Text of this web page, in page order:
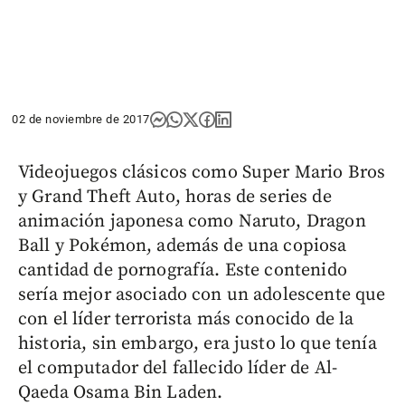
02 de noviembre de 2017
Videojuegos clásicos como Super Mario Bros
y Grand Theft Auto, horas de series de
animación japonesa como Naruto, Dragon
Ball y Pokémon, además de una copiosa
cantidad de pornografía. Este contenido
sería mejor asociado con un adolescente que
con el líder terrorista más conocido de la
historia, sin embargo, era justo lo que tenía
el computador del fallecido líder de Al-
Qaeda Osama Bin Laden.